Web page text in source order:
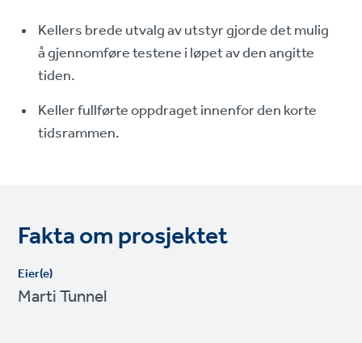
Kellers brede utvalg av utstyr gjorde det mulig
å gjennomføre testene i løpet av den angitte
tiden.
Keller fullførte oppdraget innenfor den korte
tidsrammen.
Fakta om prosjektet
Eier(e)
Marti Tunnel